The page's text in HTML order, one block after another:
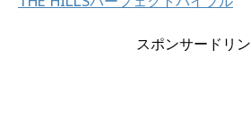
スポンサードリ